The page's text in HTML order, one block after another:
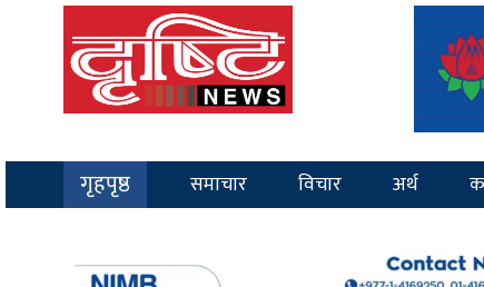
गृहपृष्ठ समाचार विचार अर्थ